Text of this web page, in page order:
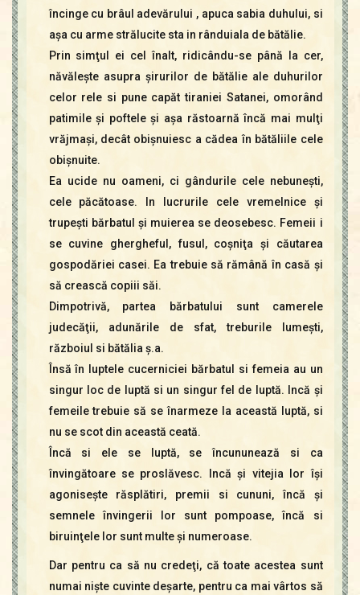
încinge cu brâul adevărului , apuca sabia duhului, si
aşa cu arme strălucite sta in rânduiala de bătălie.
Prin simţul ei cel înalt, ridicându-se până la cer,
năvăleşte asupra şirurilor de bătălie ale duhurilor
celor rele si pune capăt tiraniei Satanei, omorând
patimile şi poftele şi aşa răstoarnă încă mai mulţi
vrăjmaşi, decât obişnuiesc a cădea în bătăliile cele
obişnuite.
Ea ucide nu oameni, ci gândurile cele nebuneşti,
cele păcătoase. In lucrurile cele vremelnice şi
trupeşti bărbatul şi muierea se deosebesc. Femeii i
se cuvine ghergheful, fusul, coşniţa şi căutarea
gospodăriei casei. Ea trebuie să rămână în casă şi
să crească copiii săi.
Dimpotrivă, partea bărbatului sunt camerele
judecăţii, adunările de sfat, treburile lumeşti,
războiul si bătălia ş.a.
Însă în luptele cucerniciei bărbatul si femeia au un
singur loc de luptă si un singur fel de luptă. Incă şi
femeile trebuie să se înarmeze la această luptă, si
nu se scot din această ceată.
Încă si ele se luptă, se încununează si ca
învingătoare se proslăvesc. Incă şi vitejia lor îşi
agoniseşte răsplătiri, premii si cununi, încă şi
semnele învingerii lor sunt pompoase, încă si
biruinţele lor sunt multe şi numeroase.
Dar pentru ca să nu credeţi, că toate acestea sunt
numai nişte cuvinte deşarte, pentru ca mai vârtos să